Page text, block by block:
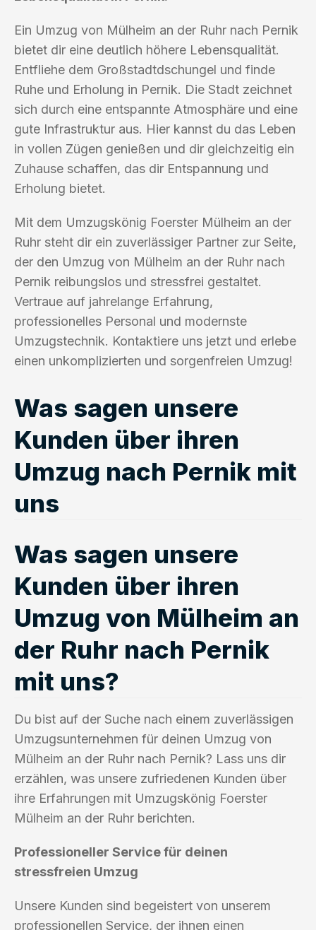
Ein Umzug von Mülheim an der Ruhr nach Pernik
bietet dir eine deutlich höhere Lebensqualität.
Entfliehe dem Großstadtdschungel und finde
Ruhe und Erholung in Pernik. Die Stadt zeichnet
sich durch eine entspannte Atmosphäre und eine
gute Infrastruktur aus. Hier kannst du das Leben
in vollen Zügen genießen und dir gleichzeitig ein
Zuhause schaffen, das dir Entspannung und
Erholung bietet.
Mit dem Umzugskönig Foerster Mülheim an der
Ruhr steht dir ein zuverlässiger Partner zur Seite,
der den Umzug von Mülheim an der Ruhr nach
Pernik reibungslos und stressfrei gestaltet.
Vertraue auf jahrelange Erfahrung,
professionelles Personal und modernste
Umzugstechnik. Kontaktiere uns jetzt und erlebe
einen unkomplizierten und sorgenfreien Umzug!
Was sagen unsere
Kunden über ihren
Umzug nach Pernik mit
uns
Was sagen unsere
Kunden über ihren
Umzug von Mülheim an
der Ruhr nach Pernik
mit uns?
Du bist auf der Suche nach einem zuverlässigen
Umzugsunternehmen für deinen Umzug von
Mülheim an der Ruhr nach Pernik? Lass uns dir
erzählen, was unsere zufriedenen Kunden über
ihre Erfahrungen mit Umzugskönig Foerster
Mülheim an der Ruhr berichten.
Professioneller Service für deinen
stressfreien Umzug
Unsere Kunden sind begeistert von unserem
professionellen Service, der ihnen einen